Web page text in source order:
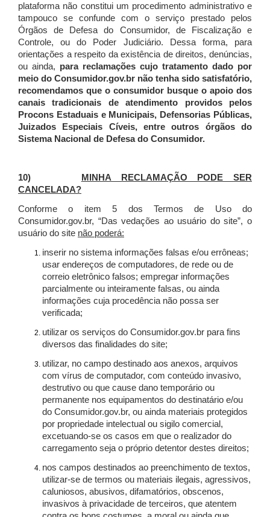
plataforma não constitui um procedimento administrativo e
tampouco se confunde com o serviço prestado pelos
Órgãos de Defesa do Consumidor, de Fiscalização e
Controle, ou do Poder Judiciário. Dessa forma, para
orientações a respeito da existência de direitos, denúncias,
ou ainda, para reclamações cujo tratamento dado por
meio do Consumidor.gov.br não tenha sido satisfatório,
recomendamos que o consumidor busque o apoio dos
canais tradicionais de atendimento providos pelos
Procons Estaduais e Municipais, Defensorias Públicas,
Juizados Especiais Cíveis, entre outros órgãos do
Sistema Nacional de Defesa do Consumidor.
10)
MINHA RECLAMAÇÃO PODE SER
CANCELADA?
Conforme o item 5 dos Termos de Uso do
Consumidor.gov.br, “Das vedações ao usuário do site”, o
usuário do site não poderá:
inserir no sistema informações falsas e/ou errôneas;
usar endereços de computadores, de rede ou de
correio eletrônico falsos; empregar informações
parcialmente ou inteiramente falsas, ou ainda
informações cuja procedência não possa ser
verificada;
utilizar os serviços do Consumidor.gov.br para fins
diversos das finalidades do site;
utilizar, no campo destinado aos anexos, arquivos
com vírus de computador, com conteúdo invasivo,
destrutivo ou que cause dano temporário ou
permanente nos equipamentos do destinatário e/ou
do Consumidor.gov.br, ou ainda materiais protegidos
por propriedade intelectual ou sigilo comercial,
excetuando-se os casos em que o realizador do
carregamento seja o próprio detentor destes direitos;
nos campos destinados ao preenchimento de textos,
utilizar-se de termos ou materiais ilegais, agressivos,
caluniosos, abusivos, difamatórios, obscenos,
invasivos à privacidade de terceiros, que atentem